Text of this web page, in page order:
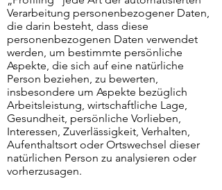
Verarbeitung personenbezogener Daten,
die darin besteht, dass diese
personenbezogenen Daten verwendet
werden, um bestimmte persönliche
Aspekte, die sich auf eine natürliche
Person beziehen, zu bewerten,
insbesondere um Aspekte bezüglich
Arbeitsleistung, wirtschaftliche Lage,
Gesundheit, persönliche Vorlieben,
Interessen, Zuverlässigkeit, Verhalten,
Aufenthaltsort oder Ortswechsel dieser
natürlichen Person zu analysieren oder
vorherzusagen.